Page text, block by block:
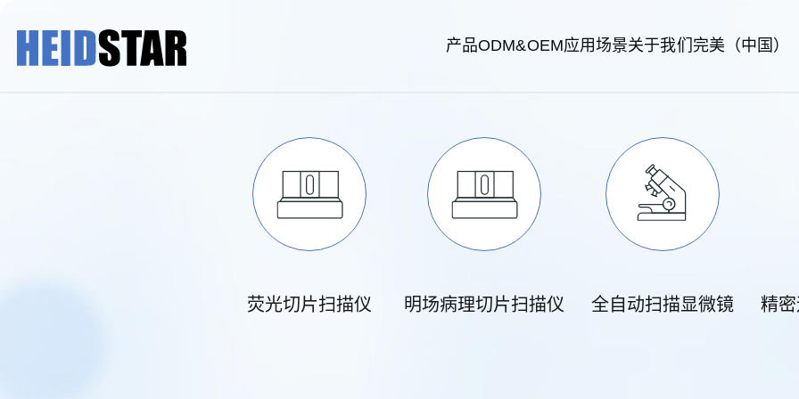
产品ODM&OEM应用场景关于我们 完美（中国）
荧光切片扫描仪 明场病理切片扫描仪 全自动扫描显微镜 精